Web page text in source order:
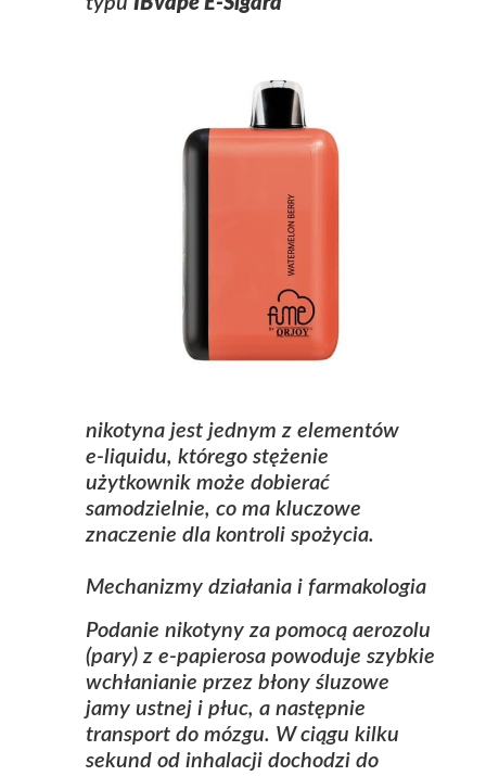
nikotyna jest jednym z elementów
e‑liquidu, którego stężenie
użytkownik może dobierać
samodzielnie, co ma kluczowe
znaczenie dla kontroli spożycia.
Mechanizmy działania i farmakologia
Podanie nikotyny za pomocą aerozolu
(pary) z e‑papierosa powoduje szybkie
wchłanianie przez błony śluzowe
jamy ustnej i płuc, a następnie
transport do mózgu. W ciągu kilku
sekund od inhalacji dochodzi do